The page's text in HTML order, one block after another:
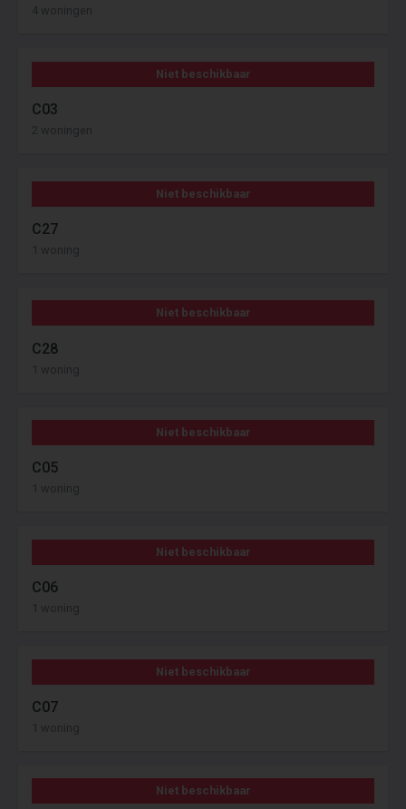
4 woningen
Niet beschikbaar
C03
2 woningen
Niet beschikbaar
C27
1 woning
Niet beschikbaar
C28
1 woning
Niet beschikbaar
C05
1 woning
Niet beschikbaar
C06
1 woning
Niet beschikbaar
C07
1 woning
Niet beschikbaar